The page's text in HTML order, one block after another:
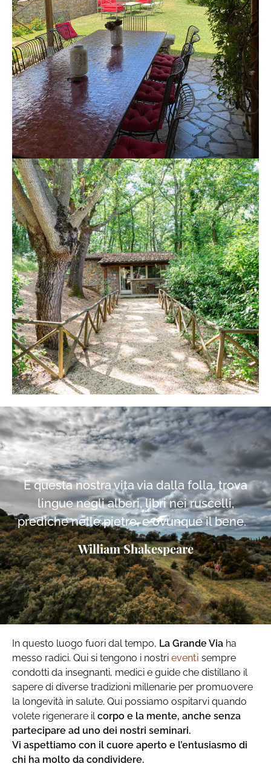
E questa nostra vita via dalla folla, trova
lingue negli alberi, libri nei ruscelli,
prediche nelle pietre, e ovunque il bene.
William Shakespeare
In questo luogo fuori dal tempo, La Grande Via ha
messo radici. Qui si tengono i nostri eventi sempre
condotti da insegnanti, medici e guide che distillano il
sapere di diverse tradizioni millenarie per promuovere
la longevità in salute. Qui possiamo ospitarvi quando
volete rigenerare il corpo e la mente, anche senza
partecipare ad uno dei nostri seminari.
Vi aspettiamo con il cuore aperto e l’entusiasmo di
chi ha molto da condividere.